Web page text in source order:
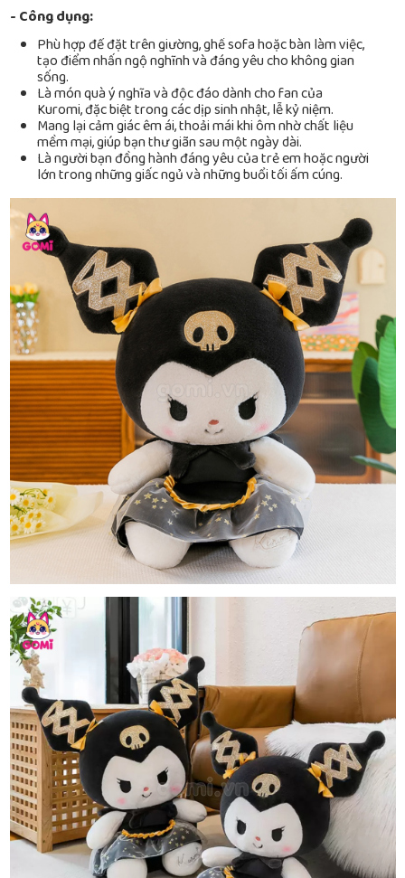
- Công dụng:
Phù hợp để đặt trên giường, ghế sofa hoặc bàn làm việc,
tạo điểm nhấn ngộ nghĩnh và đáng yêu cho không gian
sống.
Là món quà ý nghĩa và độc đáo dành cho fan của
Kuromi, đặc biệt trong các dịp sinh nhật, lễ kỷ niệm.
Mang lại cảm giác êm ái, thoải mái khi ôm nhờ chất liệu
mềm mại, giúp bạn thư giãn sau một ngày dài.
Là người bạn đồng hành đáng yêu của trẻ em hoặc người
lớn trong những giấc ngủ và những buổi tối ấm cúng.